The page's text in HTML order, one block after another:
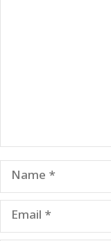
Name
Email